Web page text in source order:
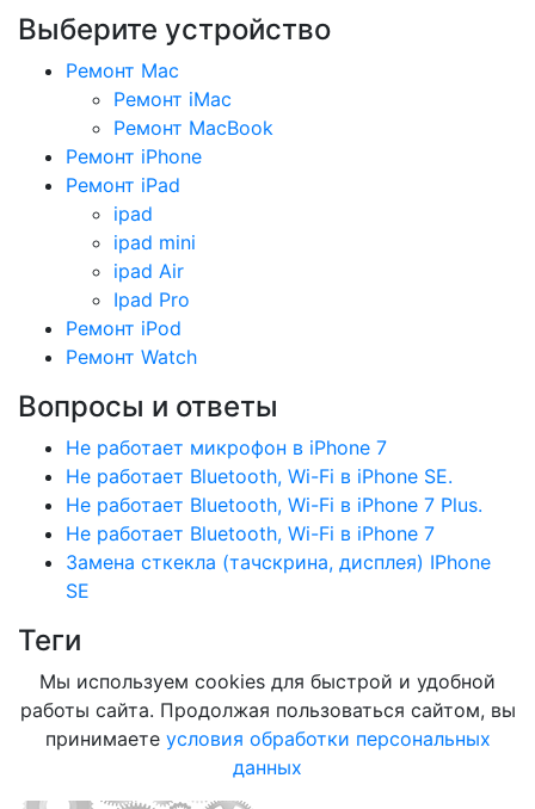
Выберите устройство
Ремонт Mac
Ремонт iMac
Ремонт MacBook
Ремонт iPhone
Ремонт iPad
ipad
ipad mini
ipad Air
Ipad Pro
Ремонт iPod
Ремонт Watch
Вопросы и ответы
Не работает микрофон в iPhone 7
Не работает Bluetooth, Wi-Fi в iPhone SE.
Не работает Bluetooth, Wi-Fi в iPhone 7 Plus.
Не работает Bluetooth, Wi-Fi в iPhone 7
Замена сткекла (тачскрина, дисплея) IPhone
SE
Теги
Мы используем cookies для быстрой и удобной
работы сайта. Продолжая пользоваться сайтом, вы
принимаете условия обработки персональных
данных